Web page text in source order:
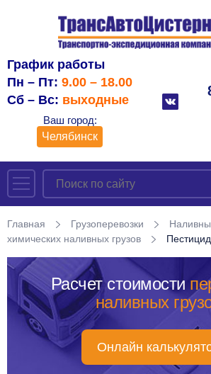
График работы
Пн – Пт: 9.00 – 18.00
Сб – Вс: выходные
Ваш город:
Челябинск
Главная Грузоперевозки
химических наливных грузов
Расчет стоимости
наливных
Онлайн